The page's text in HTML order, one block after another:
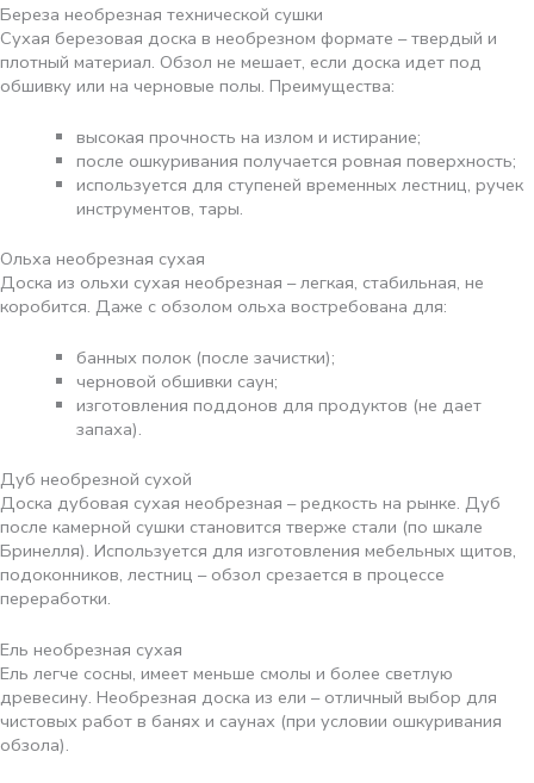
Береза необрезная технической сушки
Сухая березовая доска в необрезном формате – твердый и
плотный материал. Обзол не мешает, если доска идет под
обшивку или на черновые полы. Преимущества:
высокая прочность на излом и истирание;
после ошкуривания получается ровная поверхность;
используется для ступеней временных лестниц, ручек
инструментов, тары.
Ольха необрезная сухая
Доска из ольхи сухая необрезная – легкая, стабильная, не
коробится. Даже с обзолом ольха востребована для:
банных полок (после зачистки);
черновой обшивки саун;
изготовления поддонов для продуктов (не дает
запаха).
Дуб необрезной сухой
Доска дубовая сухая необрезная – редкость на рынке. Дуб
после камерной сушки становится тверже стали (по шкале
Бринелля). Используется для изготовления мебельных щитов,
подоконников, лестниц – обзол срезается в процессе
переработки.
Ель необрезная сухая
Ель легче сосны, имеет меньше смолы и более светлую
древесину. Необрезная доска из ели – отличный выбор для
чистовых работ в банях и саунах (при условии ошкуривания
обзола).